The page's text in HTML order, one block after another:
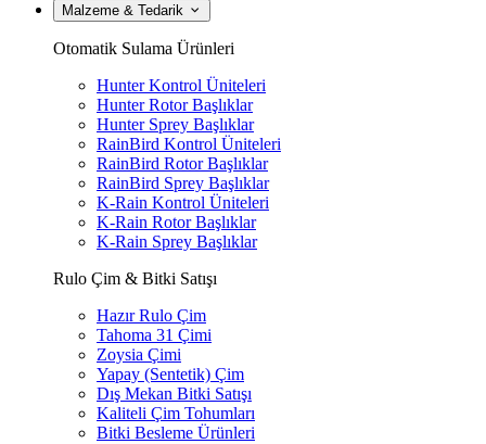
Malzeme & Tedarik
Otomatik Sulama Ürünleri
Hunter Kontrol Üniteleri
Hunter Rotor Başlıklar
Hunter Sprey Başlıklar
RainBird Kontrol Üniteleri
RainBird Rotor Başlıklar
RainBird Sprey Başlıklar
K-Rain Kontrol Üniteleri
K-Rain Rotor Başlıklar
K-Rain Sprey Başlıklar
Rulo Çim & Bitki Satışı
Hazır Rulo Çim
Tahoma 31 Çimi
Zoysia Çimi
Yapay (Sentetik) Çim
Dış Mekan Bitki Satışı
Kaliteli Çim Tohumları
Bitki Besleme Ürünleri